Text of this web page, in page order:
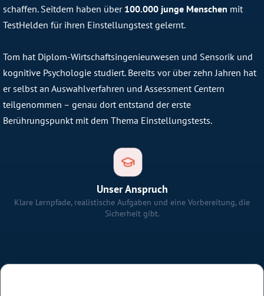
schaffen. Seitdem haben über 100.000 junge Menschen mit
TestHelden für ihren Einstellungstest gelernt.
Tom hat Diplom-Wirtschaftsingenieurwesen und Sensorik und
kognitive Psychologie studiert. Bereits vor über zehn Jahren hat
er selbst an Auswahlverfahren und Assessment Centern
teilgenommen – genau dort entstand der erste
Berührungspunkt mit dem Thema Einstellungstests.
Unser Anspruch
Klare Lernpfade, realistische Aufgaben und eine Vorbereitung, die
Sicherheit gibt.